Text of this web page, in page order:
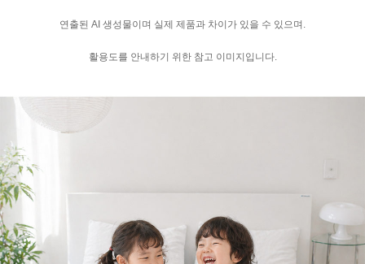
연출된 AI 생성물이며 실제 제품과 차이가 있을 수 있으며.
활용도를 안내하기 위한 참고 이미지입니다.